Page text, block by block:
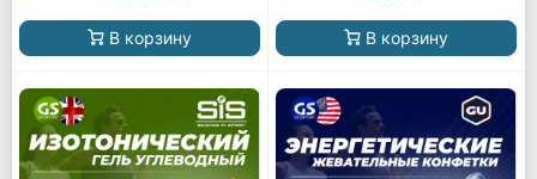
В корзину В корзину